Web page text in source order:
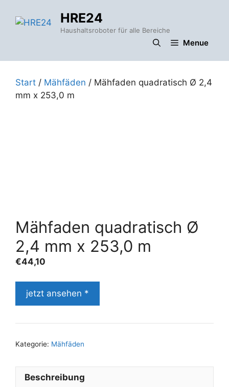
Inhalt
HRE24
Haushaltsroboter für alle Bereiche
Menue
Start / Mähfäden / Mähfaden quadratisch Ø 2,4
mm x 253,0 m
Mähfaden quadratisch Ø
2,4 mm x 253,0 m
€44,10
jetzt ansehen *
Kategorie: Mähfäden
Beschreibung